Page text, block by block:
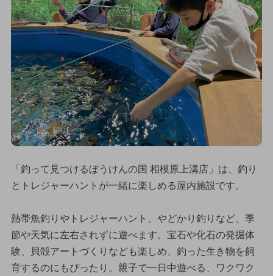
「釣って見つけるぼうけんの国 相模原上溝店」は、釣り
とトレジャーハントが一緒に楽しめる屋内施設です。
熱帯魚釣りやトレジャーハント、やどかり釣りなど、季
節や天気に左右されずに遊べます。宝石や化石の発掘体
験、貝殻アートづくりなども楽しめ、釣った生き物を飼
育するのにもぴったり。親子で一日中遊べる、ワクワク